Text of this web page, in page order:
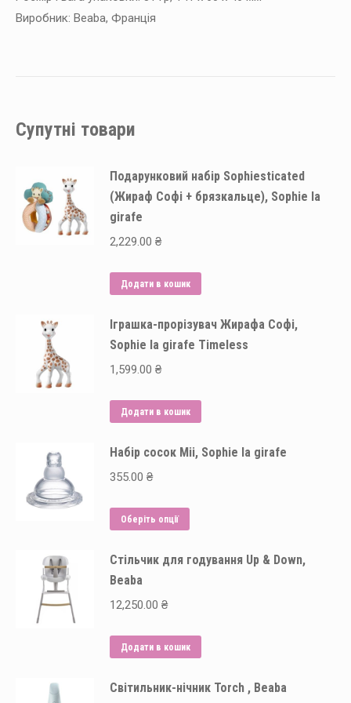
Виробник: Beaba, Франція
Супутні товари
Подарунковий набір Sophiesticated
(Жираф Софі + брязкальце), Sophie la
girafe
2,229.00 ₴
Додати в кошик
Іграшка-прорізувач Жирафа Софі,
Sophie la girafe Timeless
1,599.00 ₴
Додати в кошик
Набір сосок Mii, Sophie la girafe
355.00 ₴
Оберіть опції
має
можна
на
Стільчик для годування Up & Down,
Beaba
12,250.00 ₴
Додати в кошик
Світильник-нічник Torch , Beaba